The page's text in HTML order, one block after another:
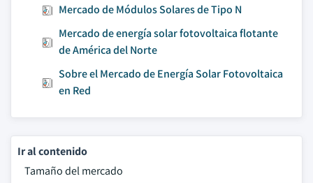
Mercado de Módulos Solares de Tipo N
Mercado de energía solar fotovoltaica flotante
de América del Norte
Sobre el Mercado de Energía Solar Fotovoltaica
en Red
Ir al contenido
Tamaño del mercado